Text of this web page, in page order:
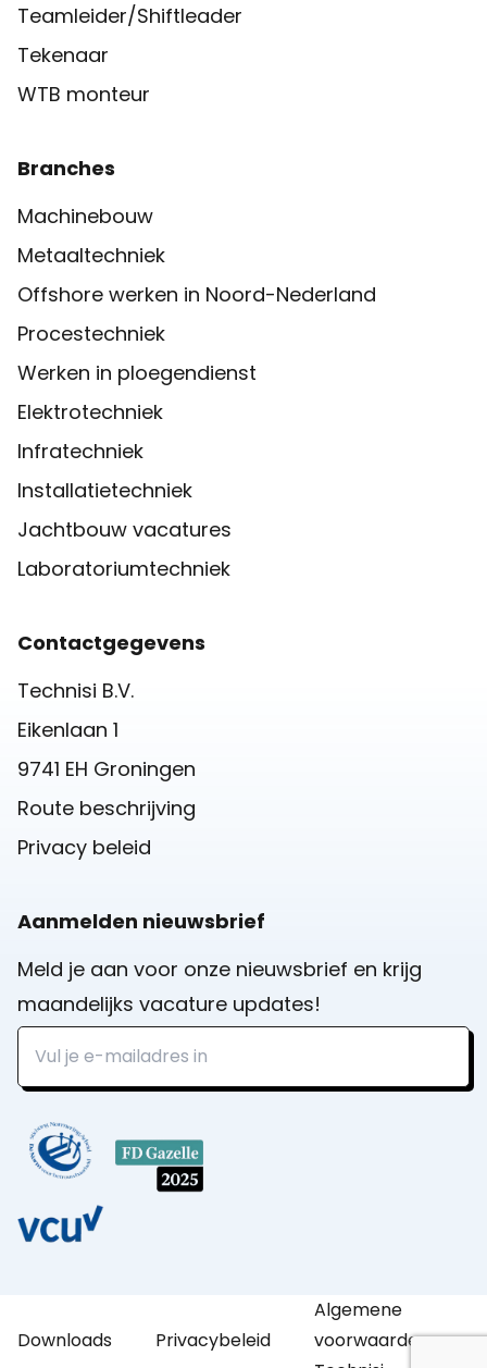
Teamleider/Shiftleader
Tekenaar
WTB monteur
Branches
Machinebouw
Metaaltechniek
Offshore werken in Noord-Nederland
Procestechniek
Werken in ploegendienst
Elektrotechniek
Infratechniek
Installatietechniek
Jachtbouw vacatures
Laboratoriumtechniek
Contactgegevens
Technisi B.V.
Eikenlaan 1
9741 EH Groningen
Route beschrijving
Privacy beleid
Aanmelden nieuwsbrief
Meld je aan voor onze nieuwsbrief en krijg
maandelijks vacature updates!
Downloads Privacybeleid
Algemene
voorwaarden